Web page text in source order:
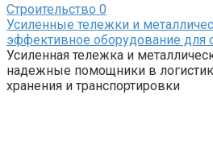
Строительство 0
Усиленные тележки и
эффективное оборудование для
Усиленная тележка и
надежные помощники в
хранения и транспортировки